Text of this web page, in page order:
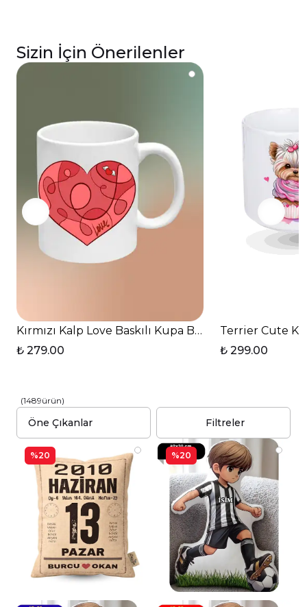
Sizin İçin Önerilenler
Kırmızı Kalp Love Baskılı Kupa Bardak Çay Kahve
₺ 279.00
Terrier Cute
₺ 299.00
(1489ürün)
Filtreler
%20 %20